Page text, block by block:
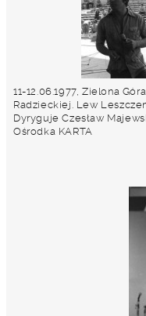
11-12.06.1977, Zielona
Radzieckiej. Lew
Dyryguje Czesław
Ośrodka KARTA